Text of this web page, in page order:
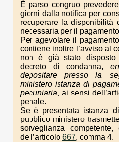
È parso congruo
giorni dalla notifica per
recuperare la disponibilità
necessaria per il
Per agevolare il
contiene inoltre l’avviso al
non è già stato disposto
decreto di condanna,
depositare presso la
ministero istanza di
pecuniaria, ai sensi
penale.
Se è presentata istanza
pubblico ministero
sorveglianza
dell’articolo 667, comma 4.